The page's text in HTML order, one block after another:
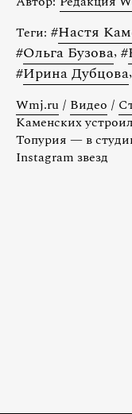
Теги: #Настя
#Ольга Бузова, #
#Ирина Дубцова,
Wmj.ru / Видео /
Каменских
Топурия — в
Instagram звезд